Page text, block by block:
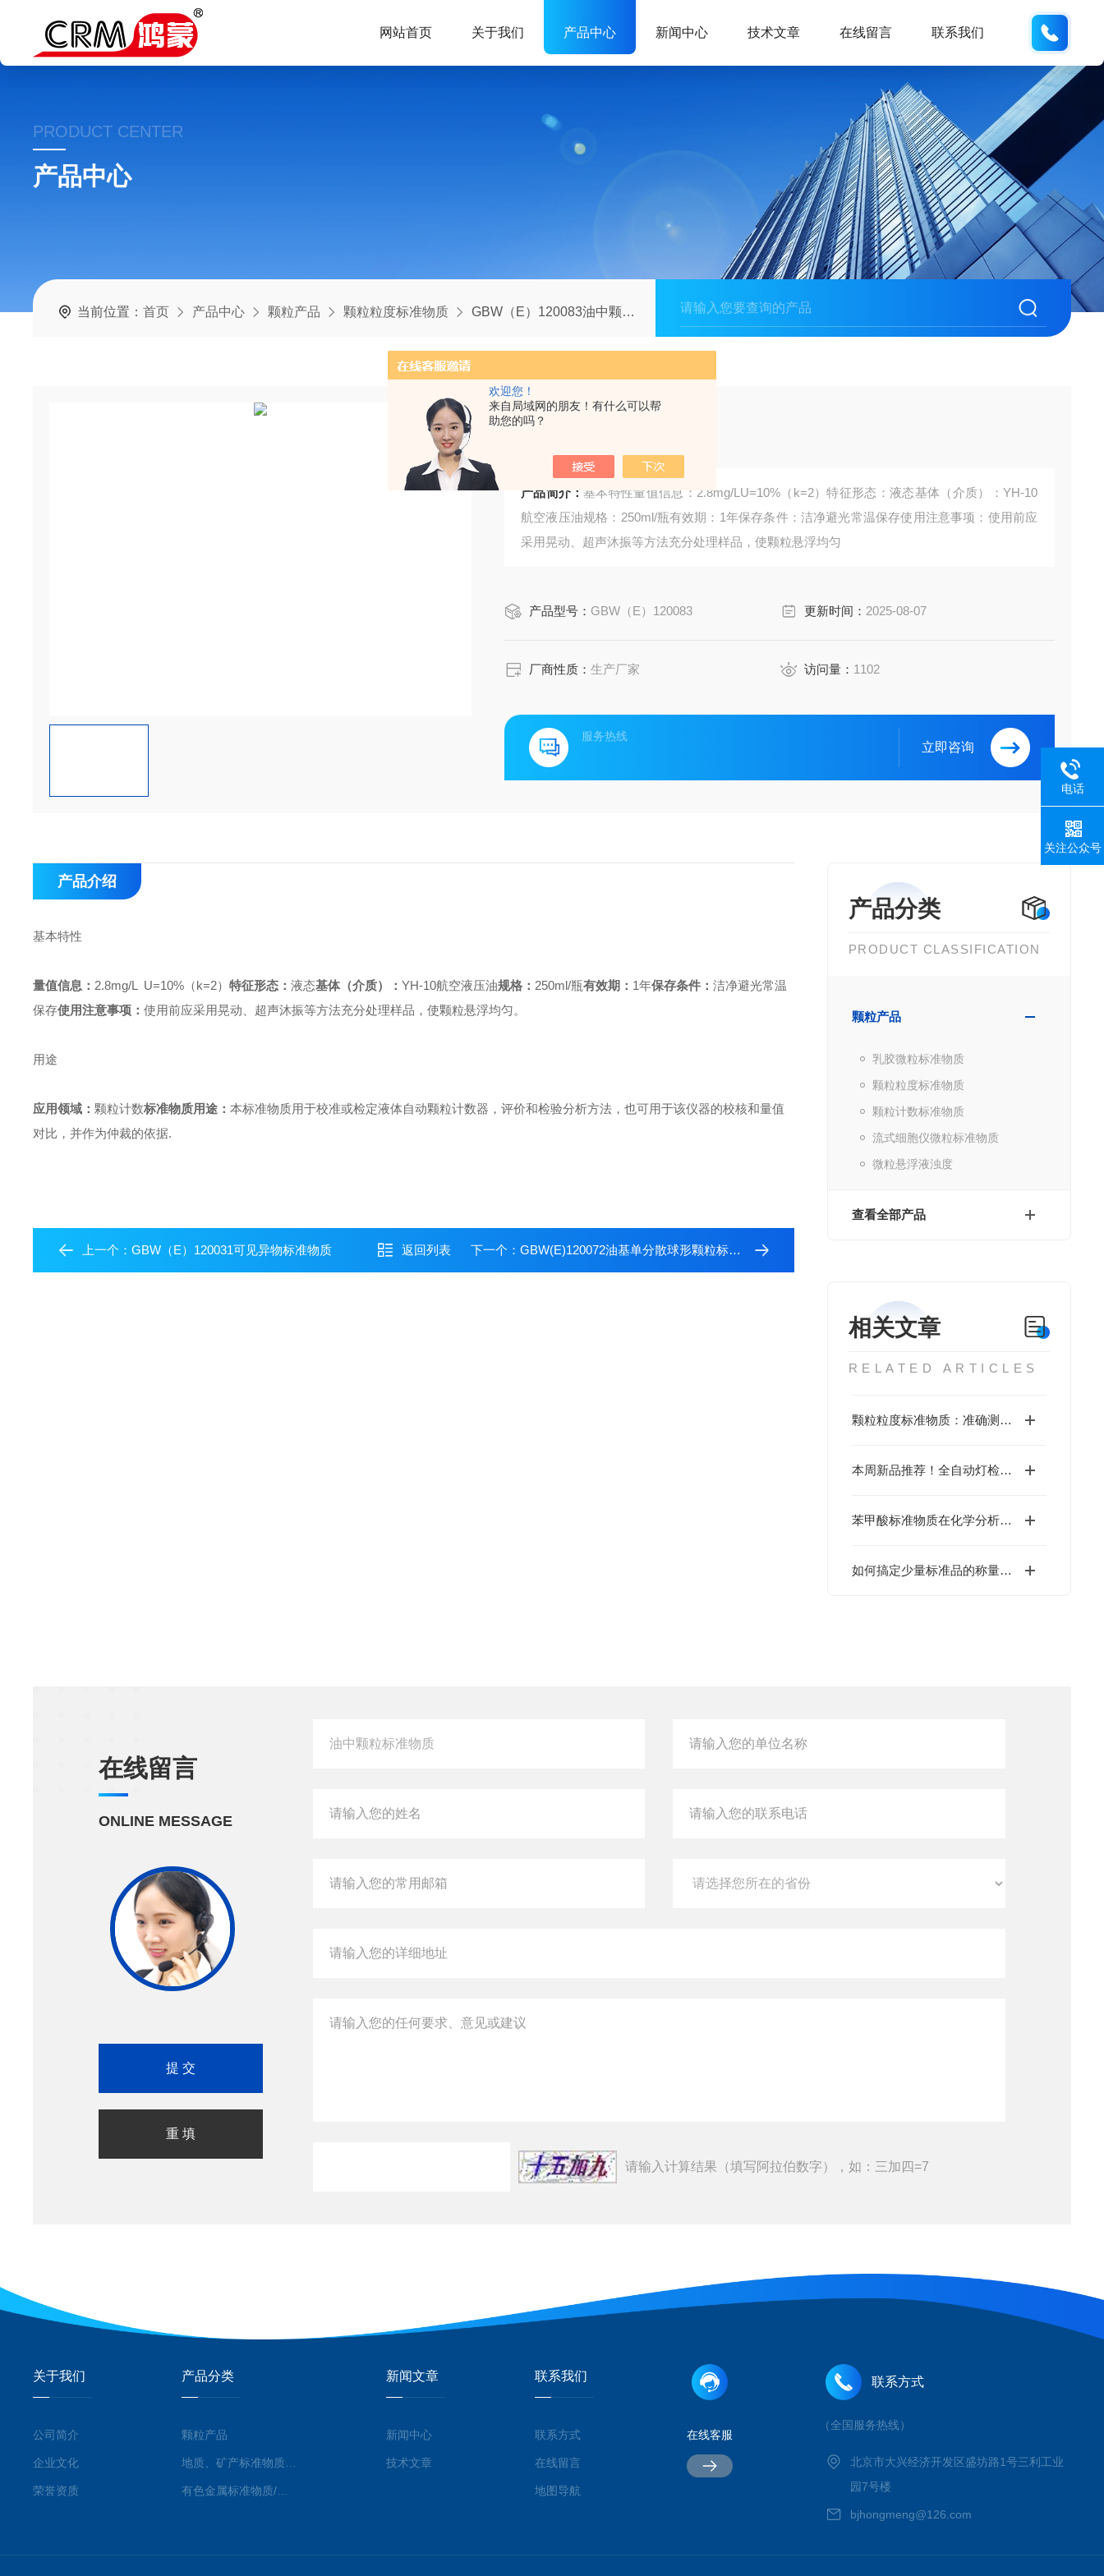
欢迎您！
来自局域网的朋友！有什么可以帮
助您的吗？
网站首页 关于我们 产品中心 新闻中心 技术文章 在线留言 联系我们
PRODUCT CENTER
产品中心
当前位置：首页 产品中心 颗粒产品 颗粒粒度标准物质 GBW（E）120083油中颗粒标准物质
产品简介：基本特性量值信息：2.8mg/LU=10%（k=2）特征形态：液态基体（介质）：YH-10
航空液压油规格：250ml/瓶有效期：1年保存条件：洁净避光常温保存使用注意事项：使用前应
采用晃动、超声沐振等方法充分处理样品，使颗粒悬浮均匀
产品型号： GBW（E）120083 更新时间： 2025-08-07
厂商性质：生产厂家 访问量： 1102
服务热线
立即咨询
产品分类
PRODUCT CLASSIFICATION
颗粒产品
乳胶微粒标准物质
颗粒粒度标准物质
颗粒计数标准物质
流式细胞仪微粒标准物质
微粒悬浮液浊度
查看全部产品
相关文章
RELATED ARTICLES
颗粒粒度标准物质：准确测量颗粒尺寸的核心工具
本周新品推荐！全自动灯检机校准用标准物质
苯甲酸标准物质在化学分析中的应用
如何搞定少量标准品的称量和溶解?
产品介绍
基本特性
量值信息： 2.8mg/L U=10%（k=2）特征形态：液态基体（介质）：YH-10航空液压油规格： 250ml/瓶有效期： 1年保存条件：洁净避光常温
保存使用注意事项：使用前应采用晃动、超声沐振等方法充分处理样品，使颗粒悬浮均匀。
用途
应用领域：颗粒计数标准物质用途：本标准物质用于校准或检定液体自动颗粒计数器，评价和检验分析方法，也可用于该仪器的校核和量值
对比，并作为仲裁的依据.
上一个：GBW（E）120031可见异物标准物质 返回列表 下一个： GBW(E)120072油基单分散球形颗粒标准物质
在线留言
ONLINE MESSAGE
请输入计算结果（填写阿拉伯数字），如：三加四=7
关于我们
公司简介
企业文化
荣誉资质
产品分类
颗粒产品
有色金属标准物质/标准品
新闻文章
新闻中心
技术文章
联系我们
联系方式
在线留言
地图导航
在线客服
联系方式
（全国服务热线）
北京市大兴经济开发区盛坊路1号三利工业
园7号楼
bjhongmeng@126.com
电话
关注公众号